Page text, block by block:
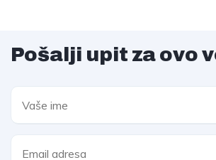
Pošalji upit za ovo